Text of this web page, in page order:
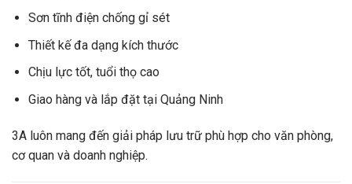
Sơn tĩnh điện chống gỉ sét
Thiết kế đa dạng kích thước
Chịu lực tốt, tuổi thọ cao
Giao hàng và lắp đặt tại Quảng Ninh
3A luôn mang đến giải pháp lưu trữ phù hợp cho văn phòng,
cơ quan và doanh nghiệp.